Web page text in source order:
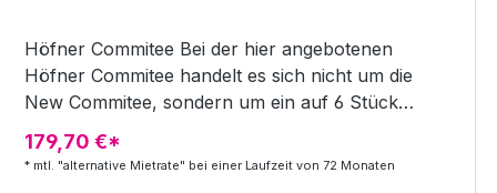
Höfner Commitee Bei der hier angebotenen
Höfner Commitee handelt es sich nicht um die
New Commitee, sondern um ein auf 6 Stück
weltweit limitiertes Modell. Die Facts der Commitee:
6 Stück weltweit Perloid Binding Spezieller
179,70 €*
* mtl. "alternative Mietrate" bei einer Laufzeit von 72 Monaten